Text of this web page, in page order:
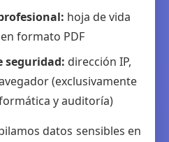
hoja de vida
formato PDF
seguridad: dirección IP,
(exclusivamente
y auditoría)
datos sensibles en